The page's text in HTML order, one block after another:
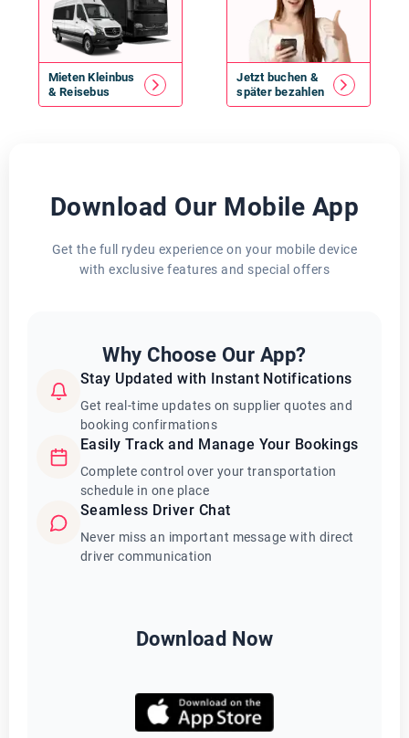
Mieten Kleinbus
& Reisebus
Jetzt buchen &
später bezahlen
Download Our Mobile App
Get the full rydeu experience on your mobile device
with exclusive features and special offers
Why Choose Our App?
Stay Updated with Instant Notifications
Get real-time updates on supplier quotes and
booking confirmations
Easily Track and Manage Your Bookings
Complete control over your transportation
schedule in one place
Seamless Driver Chat
Never miss an important message with direct
driver communication
Download Now